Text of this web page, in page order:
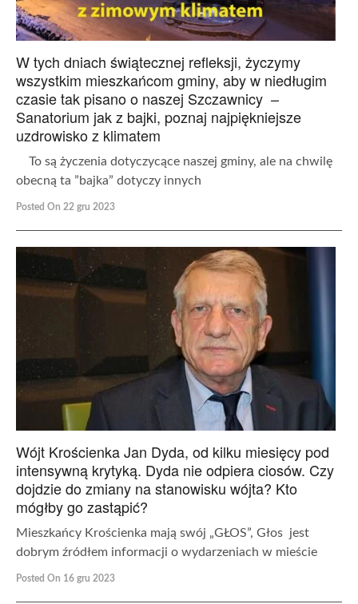
W tych dniach świątecznej refleksji, życzymy
wszystkim mieszkańcom gminy, aby w niedługim
czasie tak pisano o naszej Szczawnicy –
Sanatorium jak z bajki, poznaj najpiękniejsze
uzdrowisko z klimatem
To są życzenia dotyczycące naszej gminy, ale na chwilę
obecną ta ”bajka” dotyczy innych
Posted On 22 gru 2023
Wójt Krościenka Jan Dyda, od kilku miesięcy pod
intensywną krytyką. Dyda nie odpiera ciosów. Czy
dojdzie do zmiany na stanowisku wójta? Kto
mógłby go zastąpić?
Mieszkańcy Krościenka mają swój „GŁOS”, Głos jest
dobrym źródłem informacji o wydarzeniach w mieście
Posted On 16 gru 2023